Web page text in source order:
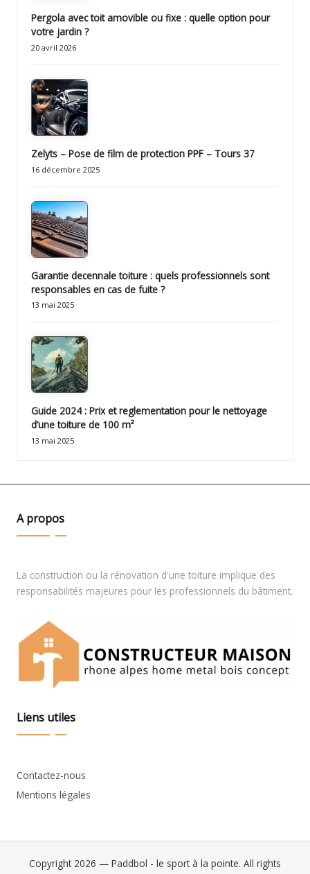
Pergola avec toit amovible ou fixe : quelle option pour
votre jardin ?
20 avril 2026
Zelyts – Pose de film de protection PPF – Tours 37
16 décembre 2025
Garantie decennale toiture : quels professionnels sont
responsables en cas de fuite ?
13 mai 2025
Guide 2024 : Prix et reglementation pour le nettoyage
d’une toiture de 100 m²
13 mai 2025
A propos
La construction ou la rénovation d'une toiture implique des
responsabilités majeures pour les professionnels du bâtiment.
Liens utiles
Contactez-nous
Mentions légales
Copyright 2026 — Paddbol - le sport à la pointe. All rights